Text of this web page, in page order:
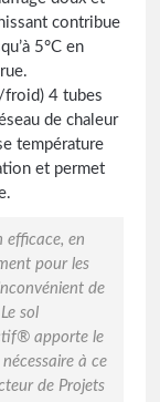
contribue
5°C en
froid) 4 tubes
de chaleur
température
et permet
efficace, en
pour les
de
sol
apporte le
à ce
de Projets